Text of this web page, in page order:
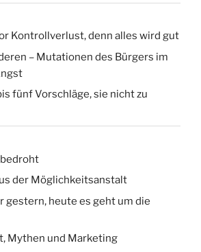
Kontrollverlust, denn alles wird gut
– Mutationen des Bürgers im
fünf Vorschläge, sie nicht zu
der Möglichkeitsanstalt
gestern, heute es geht um die
Mythen und Marketing